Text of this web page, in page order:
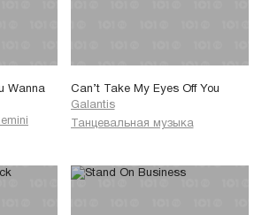
Wanna
Can’t Take My Eyes Off You
Galantis
Танцевальная музыка